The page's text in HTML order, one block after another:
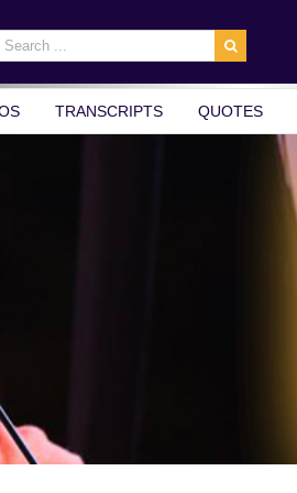
TRANSCRIPTS QUOTES